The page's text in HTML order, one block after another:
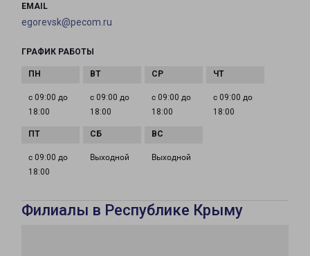
EMAIL
egorevsk@pecom.ru
ГРАФИК РАБОТЫ
с 09:00 до
18:00
с 09:00 до
18:00
с 09:00 до
18:00
с 09:00 до
18:00
с 09:00 до
18:00
Выходной Выходной
Филиалы в Республике Крыму